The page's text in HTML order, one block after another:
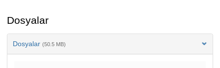
Dosyalar
Dosyalar (50.5 MB)